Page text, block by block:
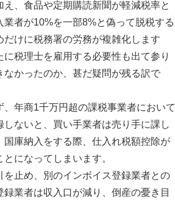
、食品や定期購読新聞が軽減税率と
者が10%を一部8%と偽って脱税する
けに税務署の労務が複雑化します
税理士を雇用する必要性も出て参り
かったのか、甚だ疑問が残る訳で
年商1千万円超の課税事業者において
ないと、買い手業者は売り手に課し
庫納入をする際、仕入れ税額控除が
になってしまいます。
止め、別のインボイス登録業者との
業者は収入口が減り、倒産の憂き目